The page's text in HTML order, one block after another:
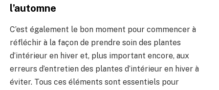
l’automne
C’est également le bon moment pour commencer à
réfléchir à la façon de prendre soin des plantes
d’intérieur en hiver et, plus important encore, aux
erreurs d’entretien des plantes d’intérieur en hiver à
éviter. Tous ces éléments sont essentiels pour